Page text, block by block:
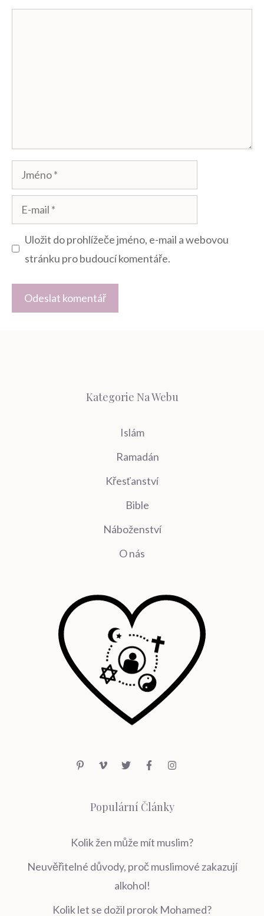
Jméno
mail
Uložit do prohlížeče jméno, e-mail a webovou
stránku pro budoucí komentáře.
Kategorie Na Webu
Islám
Ramadán
Křesťanství
Bible
Náboženství
O nás
Populární Články
Kolik žen může mít muslim?
Neuvěřitelné důvody, proč muslimové zakazují
alkohol!
Kolik let se dožil prorok Mohamed?